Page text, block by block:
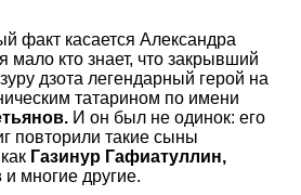
факт касается Александра
мало кто знает, что закрывший
дзота легендарный герой на
татарином по имени
И он был не одинок: его
повторили такие сыны
Газинур Гафиатуллин,
и многие другие.